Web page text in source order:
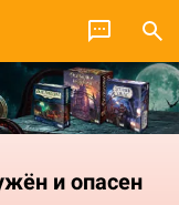
и опасен